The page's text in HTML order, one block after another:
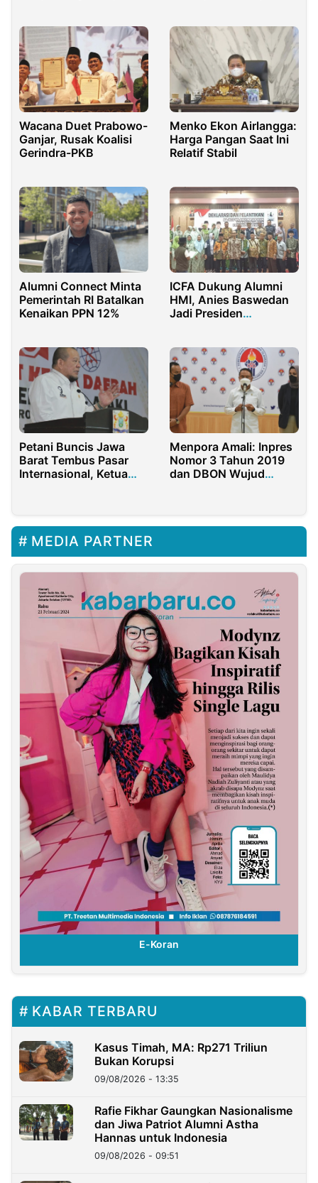
Bumi Suksesindo
Wacana Duet Prabowo-
Ganjar, Rusak Koalisi
Gerindra-PKB
Menko Ekon Airlangga:
Harga Pangan Saat Ini
Relatif Stabil
Alumni Connect Minta
Pemerintah RI Batalkan
Kenaikan PPN 12%
ICFA Dukung Alumni
HMI, Anies Baswedan
Jadi Presiden
Petani Buncis Jawa
Barat Tembus Pasar
Internasional, Ketua
Menpora Amali: Inpres
Nomor 3 Tahun 2019
dan DBON Wujud
MEDIA PARTNER
E-Koran
KABAR TERBARU
Kasus Timah, MA: Rp271 Triliun
Bukan Korupsi
09/08/2026 - 13:35
Rafie Fikhar Gaungkan Nasionalisme
dan Jiwa Patriot Alumni Astha
Hannas untuk Indonesia
09/08/2026 - 09:51